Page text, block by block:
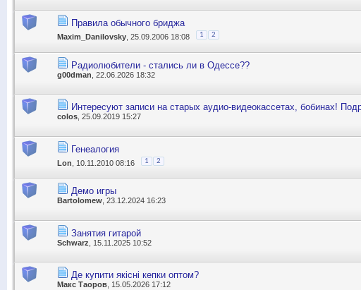
Правила обычного бриджа
Maxim_Danilovsky , 25.09.2006 18:08 1 2
Радиолюбители - стались ли в Одессе??
g00dman , 22.06.2026 18:32
Интересуют записи на старых аудио-видеокассетах, бобинах!
colos , 25.09.2019 15:27
Генеалогия
Lon , 10.11.2010 08:16 1 2
Демо игры
Bartolomew , 23.12.2024 16:23
Занятия гитарой
Schwarz , 15.11.2025 10:52
Де купити якісні кепки оптом?
Макс Таоров , 15.05.2026 17:12